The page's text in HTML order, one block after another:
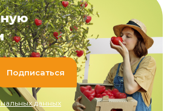
данных